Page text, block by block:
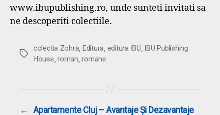
www.ibupublishing.ro, unde sunteti invitati sa
ne descoperiti colectiile.
Etichete
colectia Zohra, Editura, editura IBU, IBU Publishing
House,roman,romane
← Apartamente Cluj – Avantaje Și Dezavantaje